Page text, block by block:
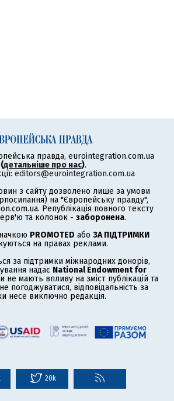
правда, eurointegration.com.ua
(детальніше про нас).
editors@eurointegration.com.ua
з сайту дозволено лише за умови
на "Європейську правду",
Републікація повного тексту
та колонок - заборонена.
PROMOTED або ЗА ПІДТРИМКИ
на правах реклами.
за підтримки міжнародних донорів,
надає National Endowment for
не мають впливу на зміст публікацій та
погоджуватися, відповідальність за
несе виключно редакція.
20k